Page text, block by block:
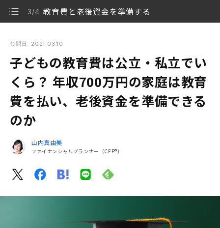
3/4 教育費と老後資金を準備する
教育費を払い、老後資金を準備できるのか
1/4 教育費の実態について
2/4 教育費負担シミュレーション
教育費と老後資金を準備する
公開日: 2021.03.10
子どもの教育費は公立・私立でい
くら？ 年収700万円の家庭は教育
費を払い、老後資金を準備できる
のか
山内真由美
ファイナンシャルプランナー（CFP®）